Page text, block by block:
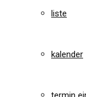
liste
kalender